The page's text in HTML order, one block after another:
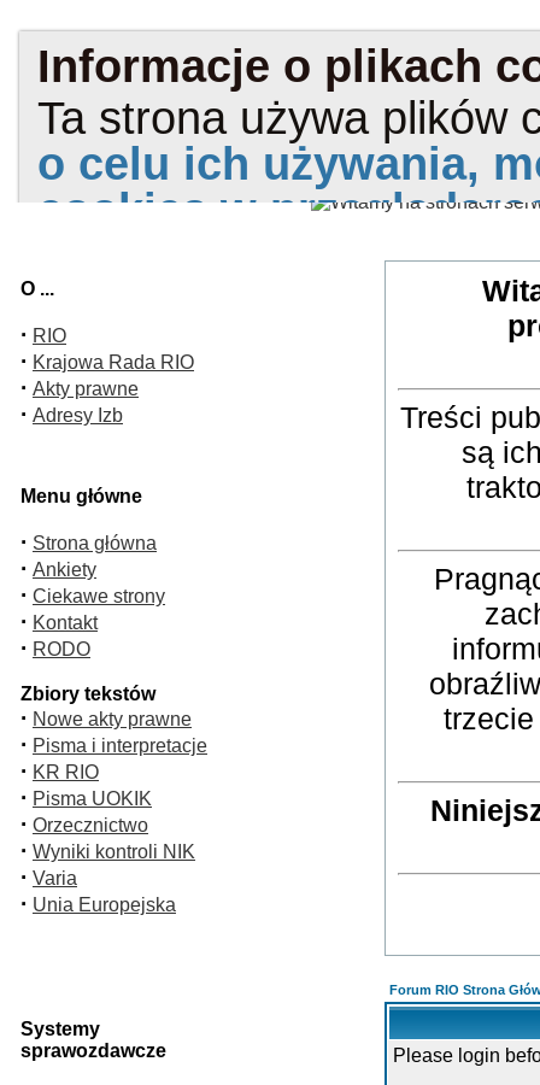
O ...
· RIO
· Krajowa Rada RIO
· Akty prawne
· Adresy Izb
Menu główne
· Strona główna
· Ankiety
· Ciekawe strony
· Kontakt
· RODO
Zbiory tekstów
· Nowe akty prawne
· Pisma i interpretacje
· KR RIO
· Pisma UOKIK
· Orzecznictwo
· Wyniki kontroli NIK
· Varia
· Unia Europejska
Systemy
sprawozdawcze
Treści
są
Forum RIO Strona
Please login